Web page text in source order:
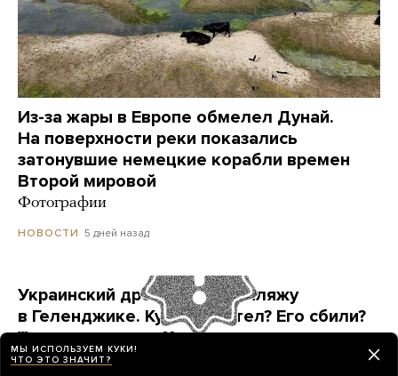
Из-за жары в Европе обмелел Дунай.
На поверхности реки показались
затонувшие немецкие корабли времен
Второй мировой
Фотографии
НОВОСТИ 5 дней назад
Украинский дрон попал по пляжу
в Геленджике. Куда он летел? Его сбили?
Точных ответов нет. Но недалеко от места
ЧП находится объект, который могла защищать
МЫ ИСПОЛЬЗУЕМ КУКИ!
ЧТО ЭТО ЗНАЧИТ?